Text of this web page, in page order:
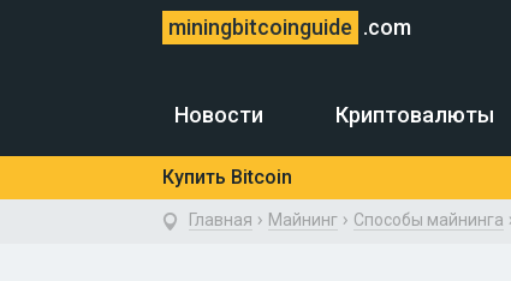
miningbitcoinguide .com
Новости Криптовалюты
Купить Bitcoin
Главная › Майнинг› Способы майнинга